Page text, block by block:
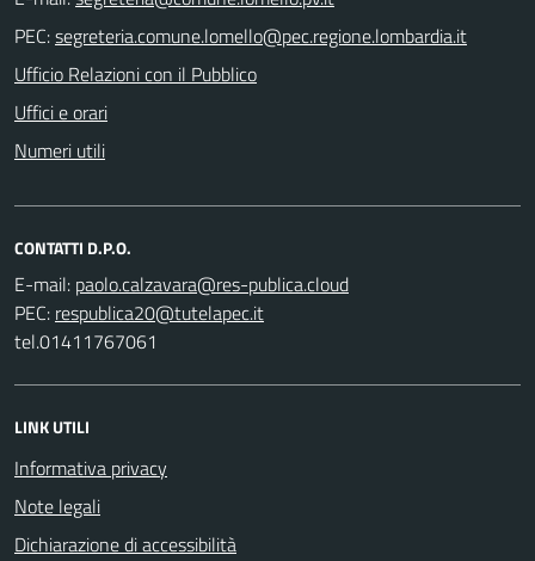
PEC:
Ufficio Relazioni con il Pubblico
Uffici e orari
Numeri utili
CONTATTI D.P.O.
E-mail:
PEC:
tel.01411767061
LINK UTILI
Informativa privacy
Note legali
Dichiarazione di accessibilità